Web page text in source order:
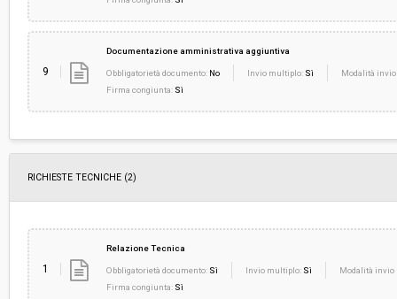
9
Documentazione amministrativa aggiuntiva
Obbligatorietà documento: No Invio multiplo: Sì
Modalità
Firma congiunta: Sì
RICHIESTE TECNICHE (2)
1
Relazione Tecnica
Obbligatorietà documento: Sì Invio multiplo: Sì
Modalità invio
Firma congiunta: Sì